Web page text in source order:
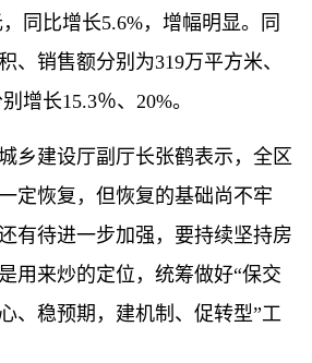
同比增长5.6%，增幅明显。同
、销售额分别为319万平方米、
增长15.3％、20%。
乡建设厅副厅长张鹤表示，全区
定恢复，但恢复的基础尚不牢
有待进一步加强，要持续坚持房
用来炒的定位，统筹做好“保交
、稳预期，建机制、促转型”工